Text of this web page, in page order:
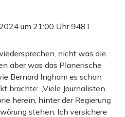
um 21:00 Uhr948T
nicht was die
aber was das Planerische
Bernard Ingham es schon
brachte: „Viele Journalisten
herein, hinter der Regierung
stehen. Ich versichere